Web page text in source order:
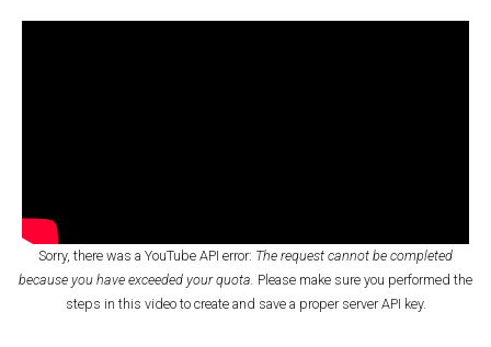
Sorry, there was a YouTube API error: The request cannot be completed
because you have exceeded your quota. Please make sure you performed the
steps in this videoto create and save a proper server API key.